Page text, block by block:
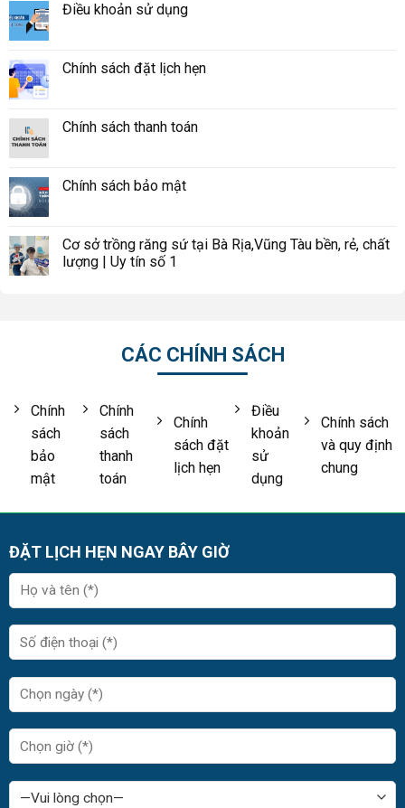
Điều khoản sử dụng
Chính sách đặt lịch hẹn
Chính sách thanh toán
Chính sách bảo mật
Cơ sở trồng răng sứ tại Bà Rịa,Vũng Tàu bền, rẻ, chất
lượng | Uy tín số 1
CÁC CHÍNH SÁCH
Chính
sách
bảo
mật
Chính
sách
thanh
toán
Chính
sách đặt
lịch hẹn
Điều
khoản
sử
dụng
Chính sách
và quy định
chung
ĐẶT LỊCH HẸN NGAY BÂY GIỜ